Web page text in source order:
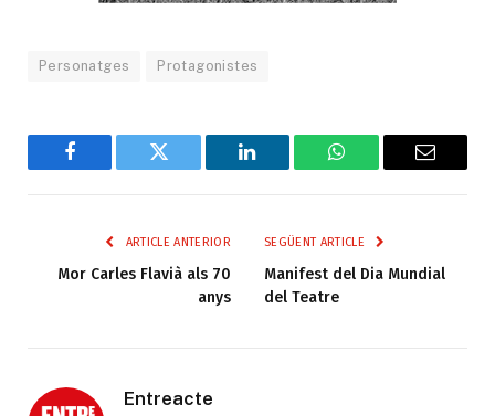
Personatges Protagonistes
Facebook Twitter LinkedIn WhatsAppEmail
ARTICLE ANTERIOR
Mor Carles Flavià als 70
anys
SEGÜENT ARTICLE
Manifest del Dia Mundial
del Teatre
Entreacte